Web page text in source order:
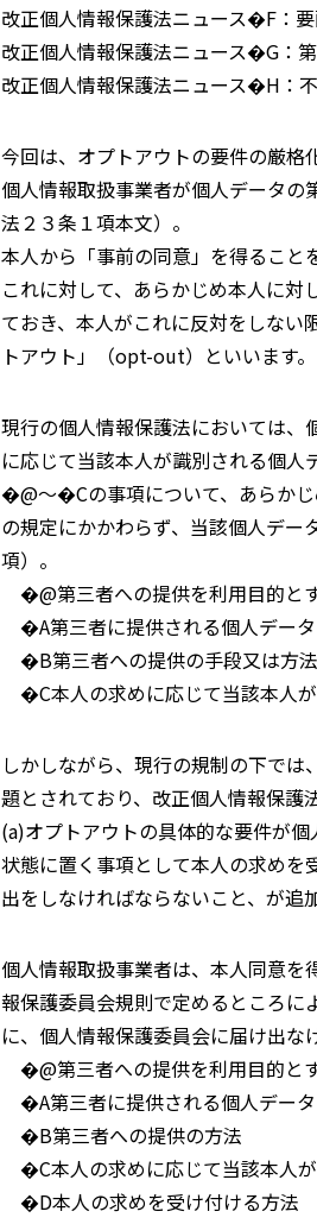
改正個人情報保護法ニュース�F：
改正個人情報保護法ニュース�G：
改正個人情報保護法ニュース�H：
今回は、オプトアウトの要件の厳格
個人情報取扱事業者が個人データ
法２３条１項本文）。
本人から「事前の同意」を得ること
これに対して、あらかじめ本人に
ておき、本人がこれに反対をしな
トアウト」（opt-out）といいます。
現行の個人情報保護法においては、
に応じて当該本人が識別される個
�@〜�Cの事項について、あらか
の規定にかかわらず、当該個人デー
項）。
�@第三者への提供を利用目的と
�A第三者に提供される個人デー
�B第三者への提供の手段又は方法
�C本人の求めに応じて当該本人
しかしながら、現行の規制の下で
題とされており、改正個人情報保護
(a)オプトアウトの具体的な要件が
状態に置く事項として本人の求め
出をしなければならないこと、が追
個人情報取扱事業者は、本人同意
報保護委員会規則で定めるところに
に、個人情報保護委員会に届け出な
�@第三者への提供を利用目的と
�A第三者に提供される個人デー
�B第三者への提供の方法
�C本人の求めに応じて当該本人
�D本人の求めを受け付ける方法